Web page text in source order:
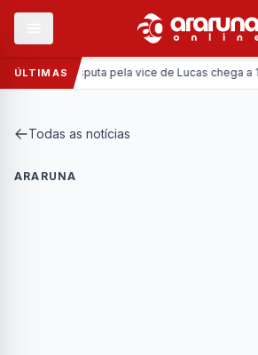
ÚLTIMAS
Disputa pela vice de Lucas chega a 10
Todas as notícias
ARARUNA